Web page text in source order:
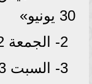
30 يونيو»
2- الجمعة 2 يوليو عطلة رسمية
3- السبت 3 يوليو عطلة رسمية